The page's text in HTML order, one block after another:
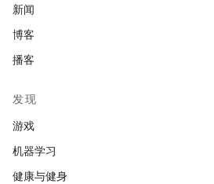
新闻
博客
播客
发现
游戏
机器学习
健康与健身